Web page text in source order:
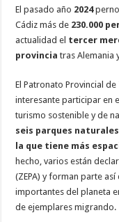
El pasado año 2024
Cádiz más de 230.000
actualidad el tercer
provincia tras Alemania
El Patronato Provincial
interesante participar en
turismo sostenible y de
seis parques
la que tiene más
hecho, varios están
(ZEPA) y forman parte
importantes del planeta
de ejemplares migrando.